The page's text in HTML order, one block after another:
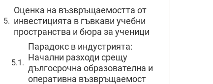
Оценка на възвръщаемостта от
инвестицията в гъвкави учебни
пространства и бюра за ученици
Парадокс в индустрията:
Начални разходи срещу
дългосрочна образователна и
оперативна възвръщаемост